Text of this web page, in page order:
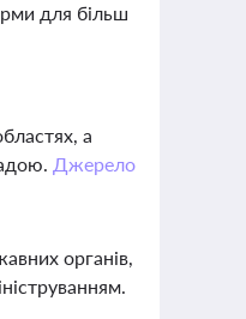
для більш
а
Джерело
органів,